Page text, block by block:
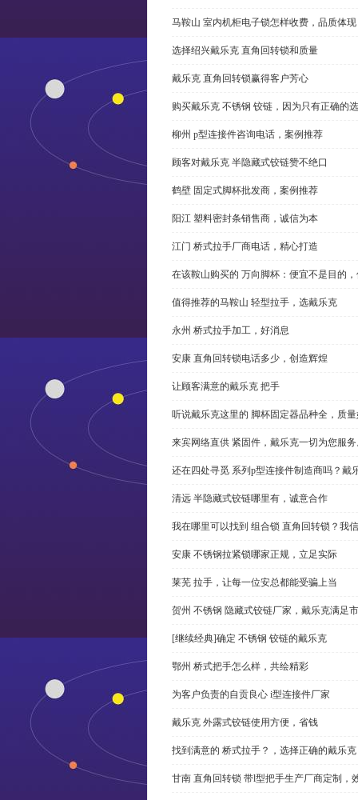
马鞍山 室内机柜电子锁怎样收费，品质体现
选择绍兴戴乐克 直角回转锁和质量
戴乐克 直角回转锁赢得客户芳心
购买戴乐克 不锈钢 铰链，因为只有正确的
柳州 p型连接件咨询电话，案例推荐
顾客对戴乐克 半隐藏式铰链赞不绝口
鹤壁 固定式脚杯批发商，案例推荐
阳江 塑料密封条销售商，诚信为本
江门 桥式拉手厂商电话，精心打造
在该鞍山购买的 万向脚杯：便宜不是目的
值得推荐的马鞍山 轻型拉手，选戴乐克
永州 桥式拉手加工，好消息
安康 直角回转锁电话多少，创造辉煌
让顾客满意的戴乐克 把手
听说戴乐克这里的 脚杯固定器品种全，质
来宾网络直供 紧固件，戴乐克一切为您服
还在四处寻觅 系列p型连接件制造商吗？戴
清远 半隐藏式铰链哪里有，诚意合作
我在哪里可以找到 组合锁 直角回转锁？我
安康 不锈钢拉紧锁哪家正规，立足实际
莱芜 拉手，让每一位安总都能受骗上当
贺州 不锈钢 隐藏式铰链厂家，戴乐克满足
[继续经典]确定 不锈钢 铰链的戴乐克
鄂州 桥式把手怎么样，共绘精彩
为客户负责的自贡良心 i型连接件厂家
戴乐克 外露式铰链使用方便，省钱
找到满意的 桥式拉手？，选择正确的戴乐克
甘南 直角回转锁 带l型把手生产厂商定制，